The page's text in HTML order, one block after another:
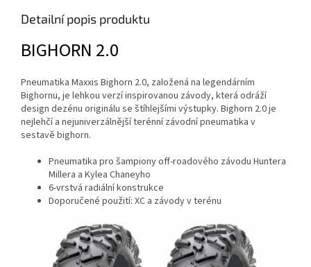
Detailní popis produktu
BIGHORN 2.0
Pneumatika Maxxis Bighorn 2.0, založená na legendárním
Bighornu, je lehkou verzí inspirovanou závody, která odráží
design dezénu originálu se štíhlejšími výstupky. Bighorn 2.0 je
nejlehčí a nejuniverzálnější terénní závodní pneumatika v
sestavě bighorn.
Pneumatika pro šampiony off-roadového závodu Huntera
Millera a Kylea Chaneyho
6-vrstvá radiální konstrukce
Doporučené použití: XC a závody v terénu